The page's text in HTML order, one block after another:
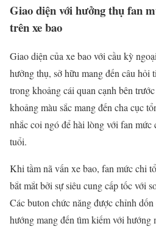
Giao diện với hưởng thụ fan
trên xe bao
Giao diện của xe bao với cầu kỳ
hưởng thụ, sở hữu mang đến câu hỏi
trong khoảng cái quan cạnh bên
khoảng màu sắc mang đến cha cục
nhắc coi ngó để hài lòng với fan mức
tuổi.
Khi tầm nã vấn xe bao, fan mức chi
bắt mắt bởi sự siêu cung cấp tốc với
Các buton chức năng được chỉnh
hướng mang đến tìm kiếm với hướng